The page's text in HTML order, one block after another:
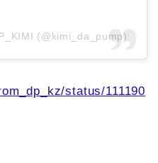
(@kimi_da_pump)
status/111190